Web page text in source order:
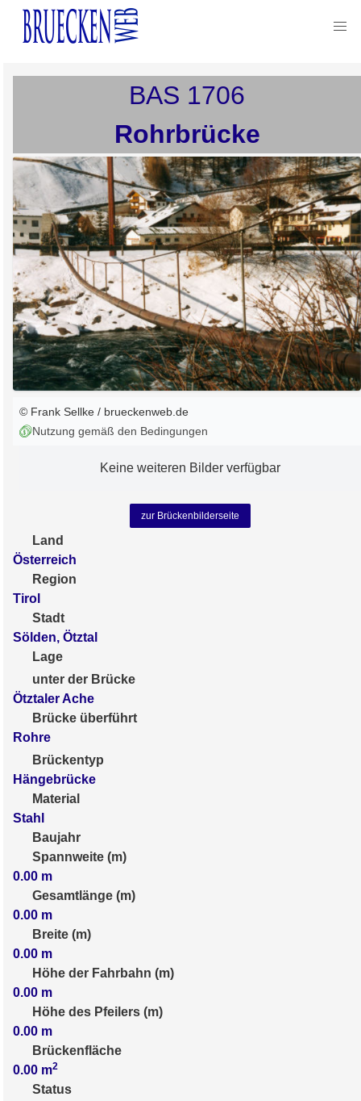
BAS 1706
Rohrbrücke
© Frank Sellke / brueckenweb.de
Nutzung gemäß den Bedingungen
Keine weiteren Bilder verfügbar
zur Brückenbilderseite
Land
Österreich
Region
Tirol
Stadt
Sölden, Ötztal
Lage
unter der Brücke
Ötztaler Ache
Brücke überführt
Rohre
Brückentyp
Hängebrücke
Material
Stahl
Baujahr
Spannweite (m)
0.00 m
Gesamtlänge (m)
0.00 m
Breite (m)
0.00 m
Höhe der Fahrbahn (m)
0.00 m
Höhe des Pfeilers (m)
0.00 m
Brückenfläche
0.00 m2
Status